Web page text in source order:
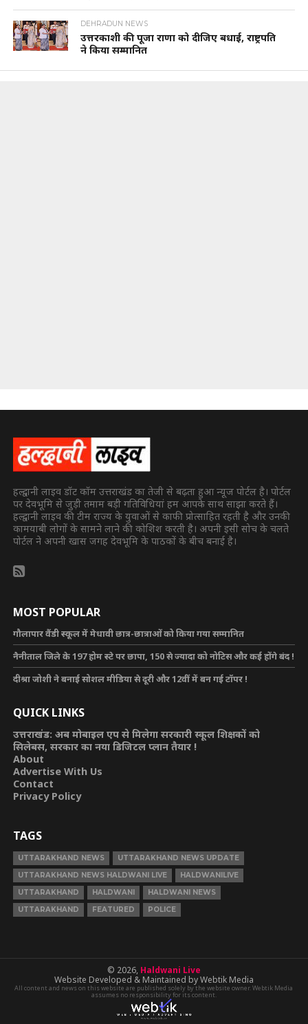
DEHRADUN NEWS
उत्तरकाशी की पूजा राणा को दीजिए बधाई, राष्ट्रपति
ने किया सम्मानित
हल्द्वानी लाइव डॉट कॉम उत्तराखंड का तेजी से बढ़ता हुआ न्यूज पोर्टल है। पोर्टल
पर देवभूमि से जुड़ी तमाम बड़ी गतिविधियां हम आपके साथ साझा करते हैं।
हल्द्वानी लाइव की टीम राज्य के युवाओं से काफी प्रोत्साहित रहती है और उनकी
कामयाबी लोगों के सामने लाने की कोशिश करती है। अपनी इसी सोच के चलते
पोर्टल ने अपनी खास जगह देवभूमि के पाठकों के बीच बनाई है।
MOST POPULAR
गौलापार वैंडी स्कूल में मेधावी छात्र-छात्राओं को किया गया सम्मानित
नैनीताल जिले के 197 होम स्टे पर छापा, 150 से ज्यादा को नोटिस और कई होंगे बंद !
दीश्रा जोशी ने बनाई सोशल मीडिया से दूरी और 12वीं में बन गई टॉपर !
QUICK LINKS
उत्तराखंड: अब मोबाइल एप से मिलेगा सरकारी स्कूल शिक्षकों को
सिलेबस, सरकार का नया डिजिटल प्लान तैयार !
About
Advertise With Us
Contact
Privacy Policy
TAGS
UTTARAKHAND NEWS
UTTARAKHAND NEWS UPDATE
UTTARAKHAND NEWS HALDWANI LIVE
HALDWANILIVE
UTTARAKHAND
HALDWANI
HALDWANI NEWS
UTTARAKHAND
FEATURED POLICE
© 2026, Haldwani Live
Website Developed & Maintained by Webtik Media
All content and news on this website are published solely by the website owner. Webtik Media
assumes no responsibility for its content.